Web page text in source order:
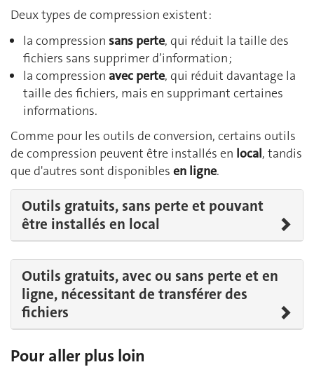
Deux types de compression existent :
la compression sans perte, qui réduit la taille des
fichiers sans supprimer d’information ;
la compression avec perte, qui réduit davantage la
taille des fichiers, mais en supprimant certaines
informations.
Comme pour les outils de conversion, certains outils
de compression peuvent être installés en local, tandis
que d'autres sont disponibles en ligne.
Outils gratuits, sans perte et pouvant
être installés en local
Outils gratuits, avec ou sans perte et en
ligne, nécessitant de transférer des
fichiers
Pour aller plus loin